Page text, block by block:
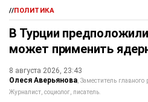
//ПОЛИТИКА
В Турции
может применить
8 августа 2026, 23:43
Олеся Аверьянова Заместитель главного
Журналист, социолог, писатель.